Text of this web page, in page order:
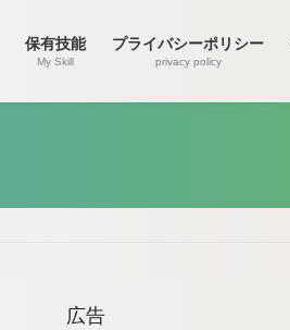
保有技能
My Skill
プライバシーポリシー
privacy policy
広告